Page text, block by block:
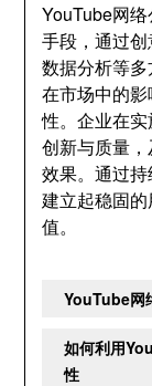
YouTube网
手段，通过
数据分析等
在市场中的
性。企业在
创新与质量
效果。通过
建立起稳固
值。
YouTube网
如何利用
性